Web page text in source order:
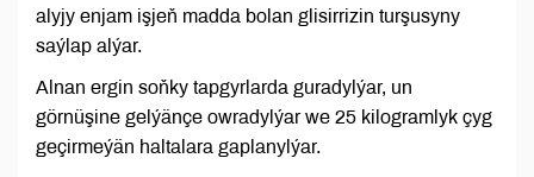
alyjy enjam işjeň madda bolan glisirrizin turşusyny
saýlap alýar.
Alnan ergin soňky tapgyrlarda guradylýar, un
görnüşine gelýänçe owradylýar we 25 kilogramlyk çyg
geçirmeýän haltalara gaplanylýar.